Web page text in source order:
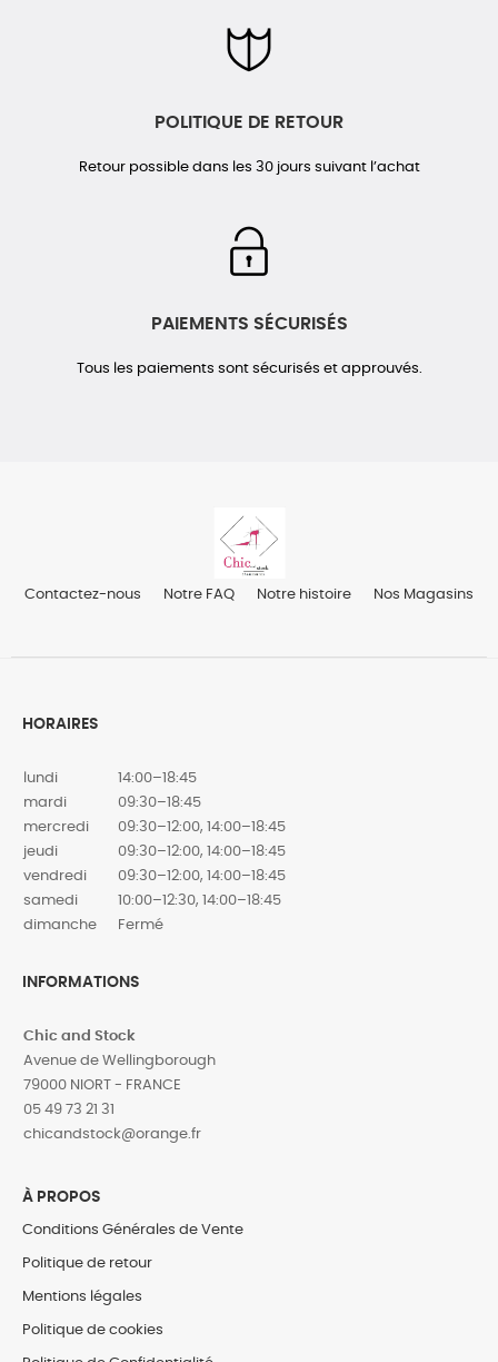
POLITIQUE DE RETOUR
Retour possible dans les 30 jours suivant l’achat
PAIEMENTS SÉCURISÉS
Tous les paiements sont sécurisés et approuvés.
Contactez-nous Notre FAQ Notre histoire Nos Magasins
HORAIRES
lundi
14:00–18:45
mardi
09:30–18:45
mercredi
09:30–12:00, 14:00–18:45
jeudi
09:30–12:00, 14:00–18:45
vendredi
09:30–12:00, 14:00–18:45
samedi
10:00–12:30, 14:00–18:45
dimanche
Fermé
INFORMATIONS
Chic and Stock
Avenue de Wellingborough
79000 NIORT - FRANCE
05 49 73 21 31
‎chicandstock@orange.fr
À PROPOS
Conditions Générales de Vente
Politique de retour
Mentions légales
Politique de cookies